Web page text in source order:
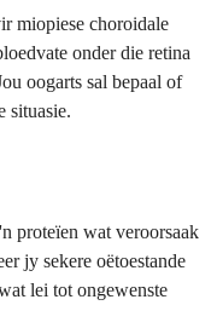
miopiese choroidale
onder die retina
oogarts sal bepaal of
situasie.
proteïen wat veroorsaak
jy sekere oëtoestande
lei tot ongewenste